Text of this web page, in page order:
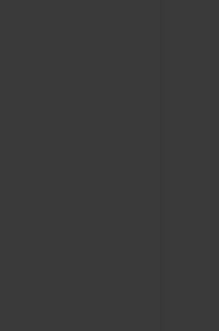
امس ربما يكون سببه
في قطعة أثاث خشبية
الخامس من مبنى سكني في
خشبية، كما تضرر طلاء
خطر، ولم تكن هناك حاجة
في أسباب الحريق، ويبدو أن
خشبية.